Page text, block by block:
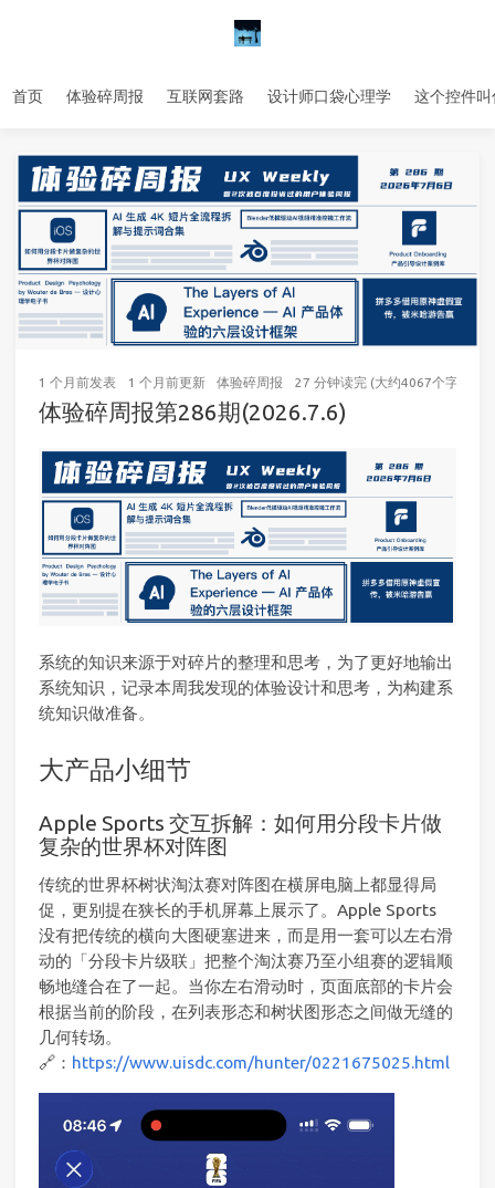
首页 体验碎周报 互联网套路 设计师口袋心理学 这个控件叫
1 个月前发表 1 个月前更新 体验碎周报 27 分钟读完 (大约4067个字)
体验碎周报第286期(2026.7.6)
系统的知识来源于对碎片的整理和思考，为了更好地输出
系统知识，记录本周我发现的体验设计和思考，为构建系
统知识做准备。
大产品小细节
Apple Sports 交互拆解：如何用分段卡片做
复杂的世界杯对阵图
传统的世界杯树状淘汰赛对阵图在横屏电脑上都显得局
促，更别提在狭长的手机屏幕上展示了。Apple Sports
没有把传统的横向大图硬塞进来，而是用一套可以左右滑
动的「分段卡片级联」把整个淘汰赛乃至小组赛的逻辑顺
畅地缝合在了一起。当你左右滑动时，页面底部的卡片会
根据当前的阶段，在列表形态和树状图形态之间做无缝的
几何转场。
🔗： https://www.uisdc.com/hunter/0221675025.html